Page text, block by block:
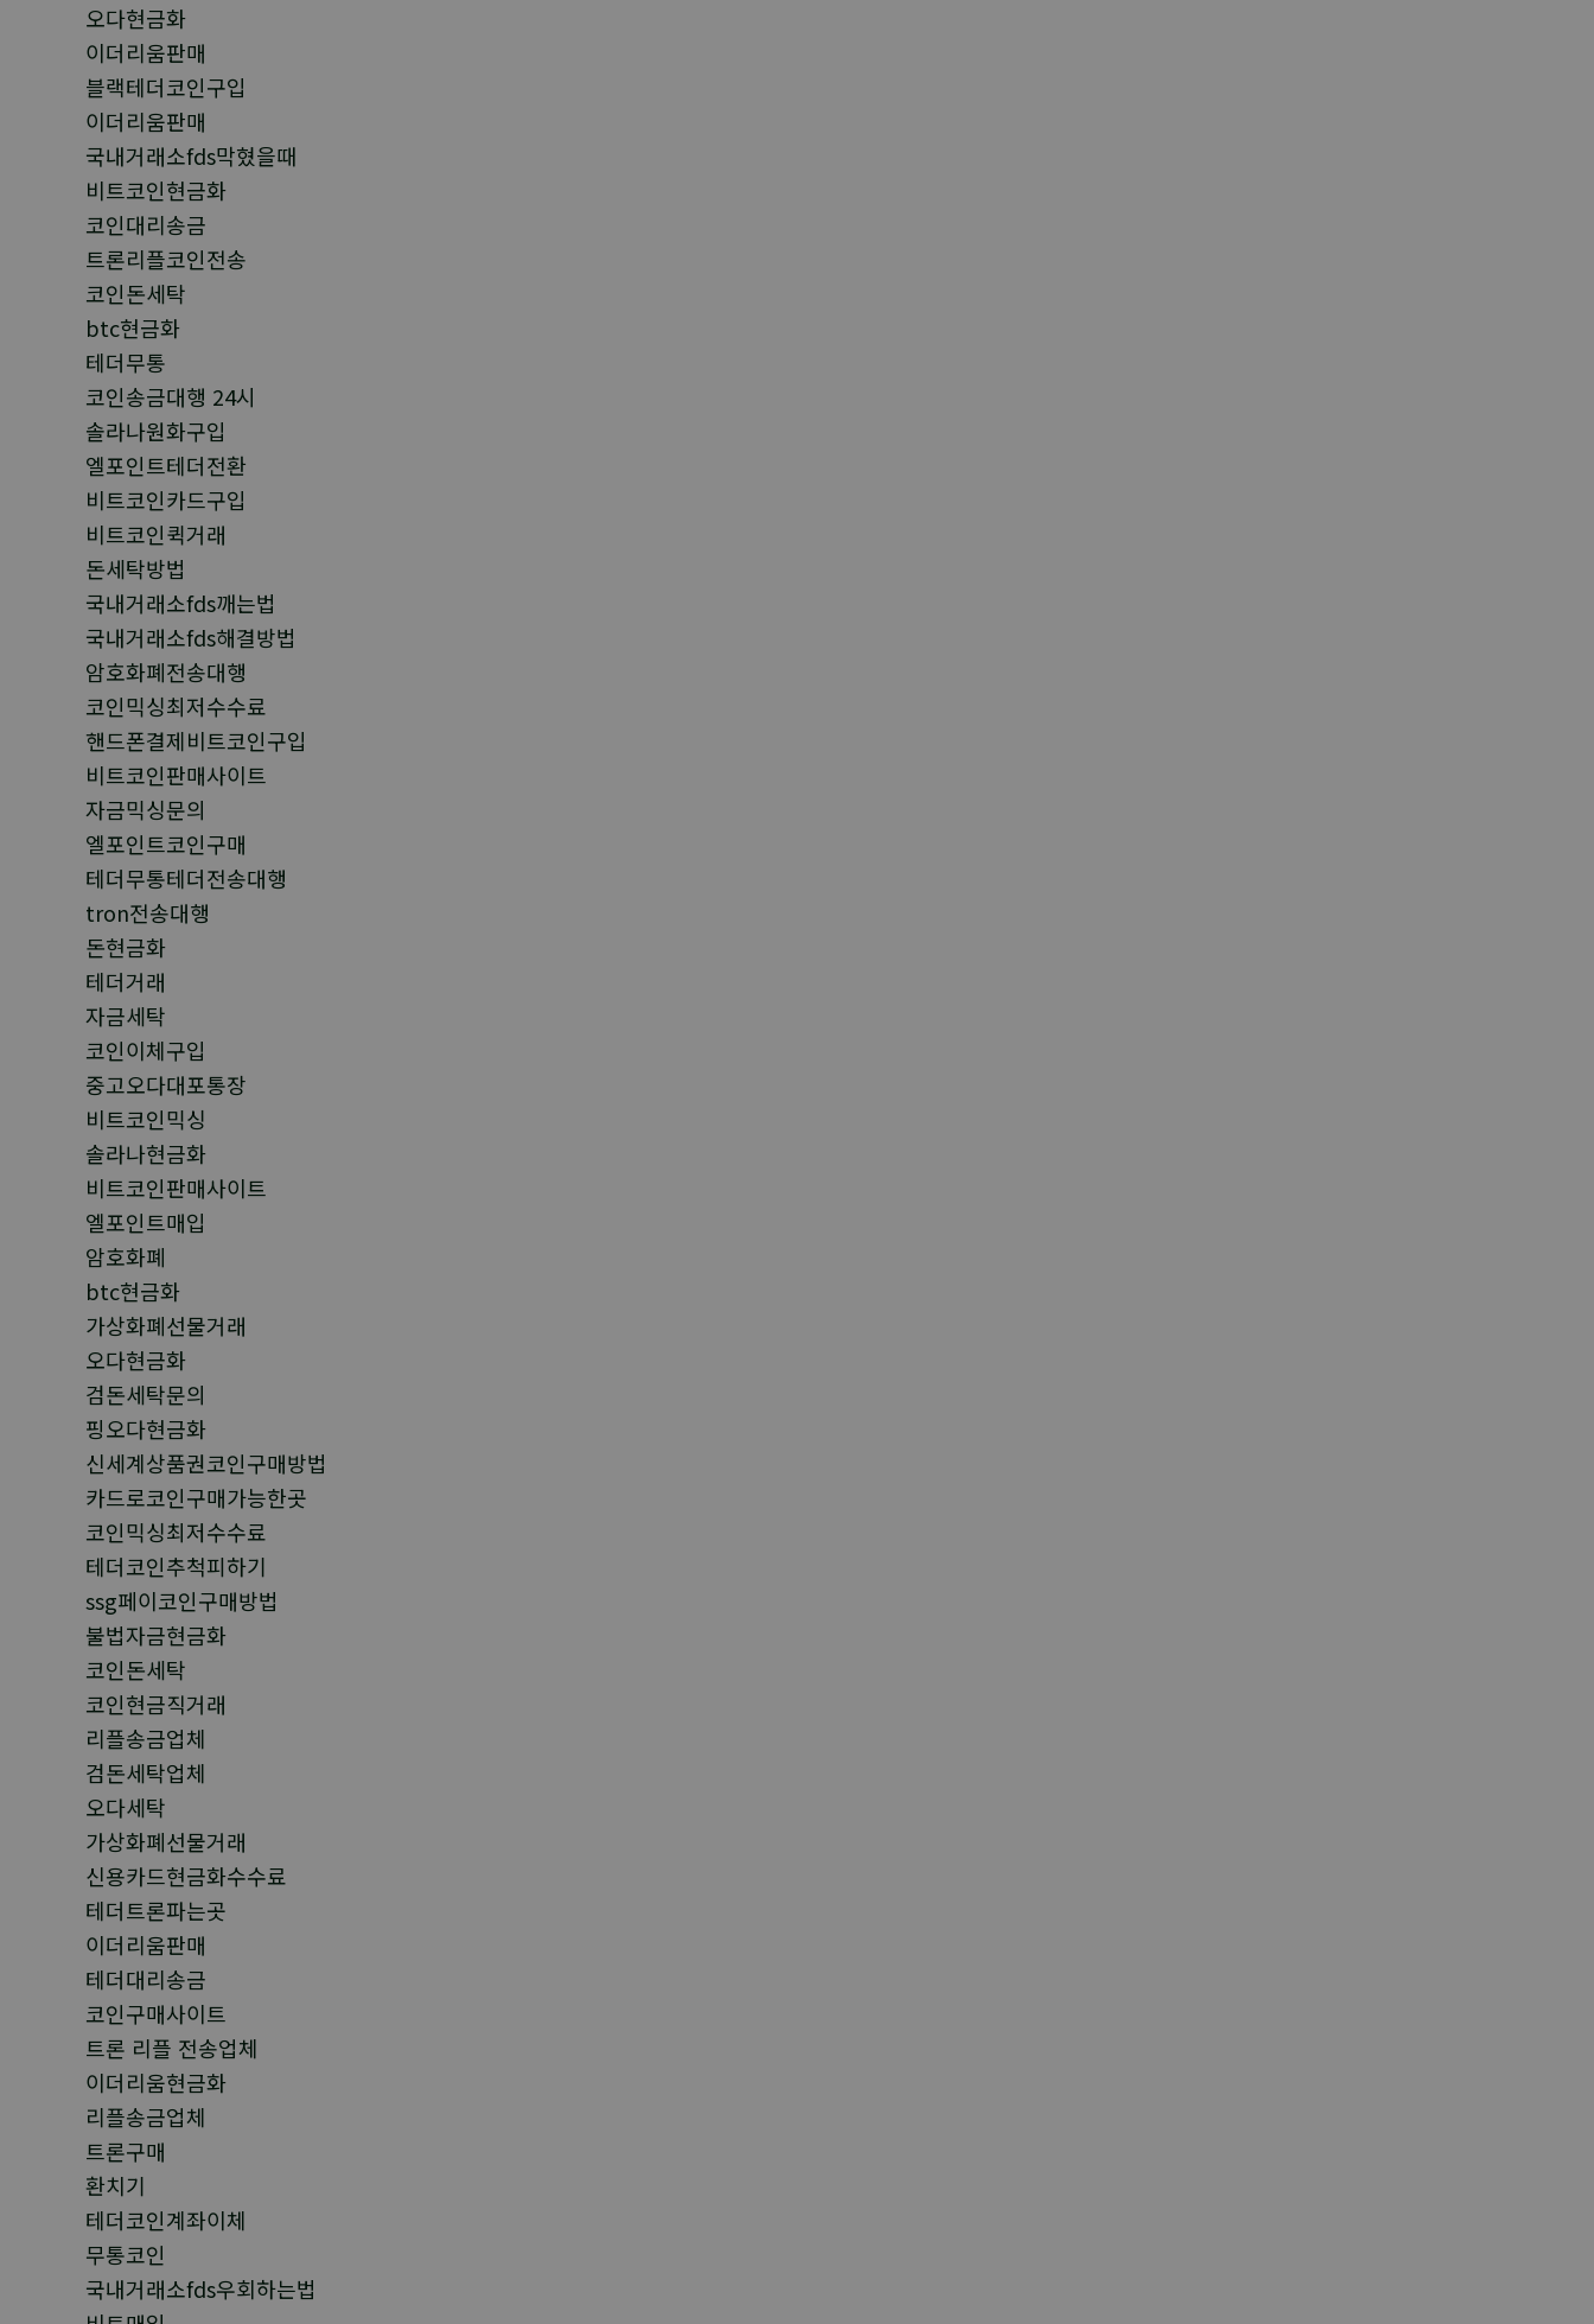
오다현금화
이더리움판매
블랙테더코인구입
이더리움판매
국내거래소fds막혔을때
비트코인현금화
코인대리송금
트론리플코인전송
코인돈세탁
btc현금화
테더무통
코인송금대행 24시
솔라나원화구입
엘포인트테더전환
비트코인카드구입
비트코인퀵거래
돈세탁방법
국내거래소fds깨는법
국내거래소fds해결방법
암호화폐전송대행
코인믹싱최저수수료
핸드폰결제비트코인구입
비트코인판매사이트
자금믹싱문의
엘포인트코인구매
테더무통테더전송대행
tron전송대행
돈현금화
테더거래
자금세탁
코인이체구입
중고오다대포통장
비트코인믹싱
솔라나현금화
비트코인판매사이트
엘포인트매입
암호화폐
btc현금화
가상화폐선물거래
오다현금화
검돈세탁문의
핑오다현금화
신세계상품권코인구매방법
카드로코인구매가능한곳
코인믹싱최저수수료
테더코인추척피하기
ssg페이코인구매방법
불법자금현금화
코인돈세탁
코인현금직거래
리플송금업체
검돈세탁업체
오다세탁
가상화폐선물거래
신용카드현금화수수료
테더트론파는곳
이더리움판매
테더대리송금
코인구매사이트
트론 리플 전송업체
이더리움현금화
리플송금업체
트론구매
환치기
테더코인계좌이체
무통코인
국내거래소fds우회하는법